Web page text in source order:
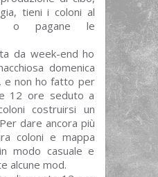
tieni i coloni al
o pagane le
da week-end ho
domenica
e non ho fatto per
12 ore seduto a
costruirsi un
dare ancora più
coloni e mappa
modo casuale e
alcune mod.